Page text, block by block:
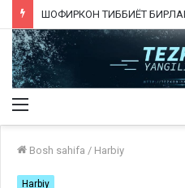
Menu
Bosh sahifa / Harbiy
Harbiy